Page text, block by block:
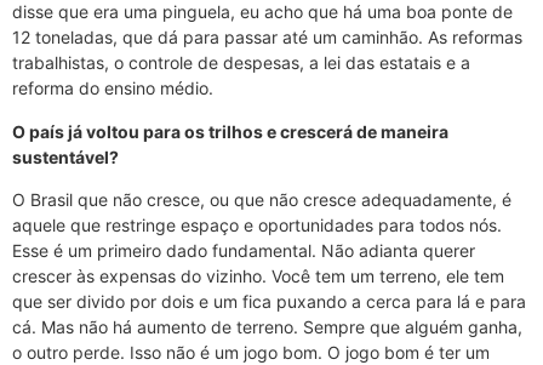
disse que era uma pinguela, eu acho que há uma boa ponte de
12 toneladas, que dá para passar até um caminhão. As reformas
trabalhistas, o controle de despesas, a lei das estatais e a
reforma do ensino médio.
O país já voltou para os trilhos e crescerá de maneira
sustentável?
O Brasil que não cresce, ou que não cresce adequadamente, é
aquele que restringe espaço e oportunidades para todos nós.
Esse é um primeiro dado fundamental. Não adianta querer
crescer às expensas do vizinho. Você tem um terreno, ele tem
que ser divido por dois e um fica puxando a cerca para lá e para
cá. Mas não há aumento de terreno. Sempre que alguém ganha,
o outro perde. Isso não é um jogo bom. O jogo bom é ter um